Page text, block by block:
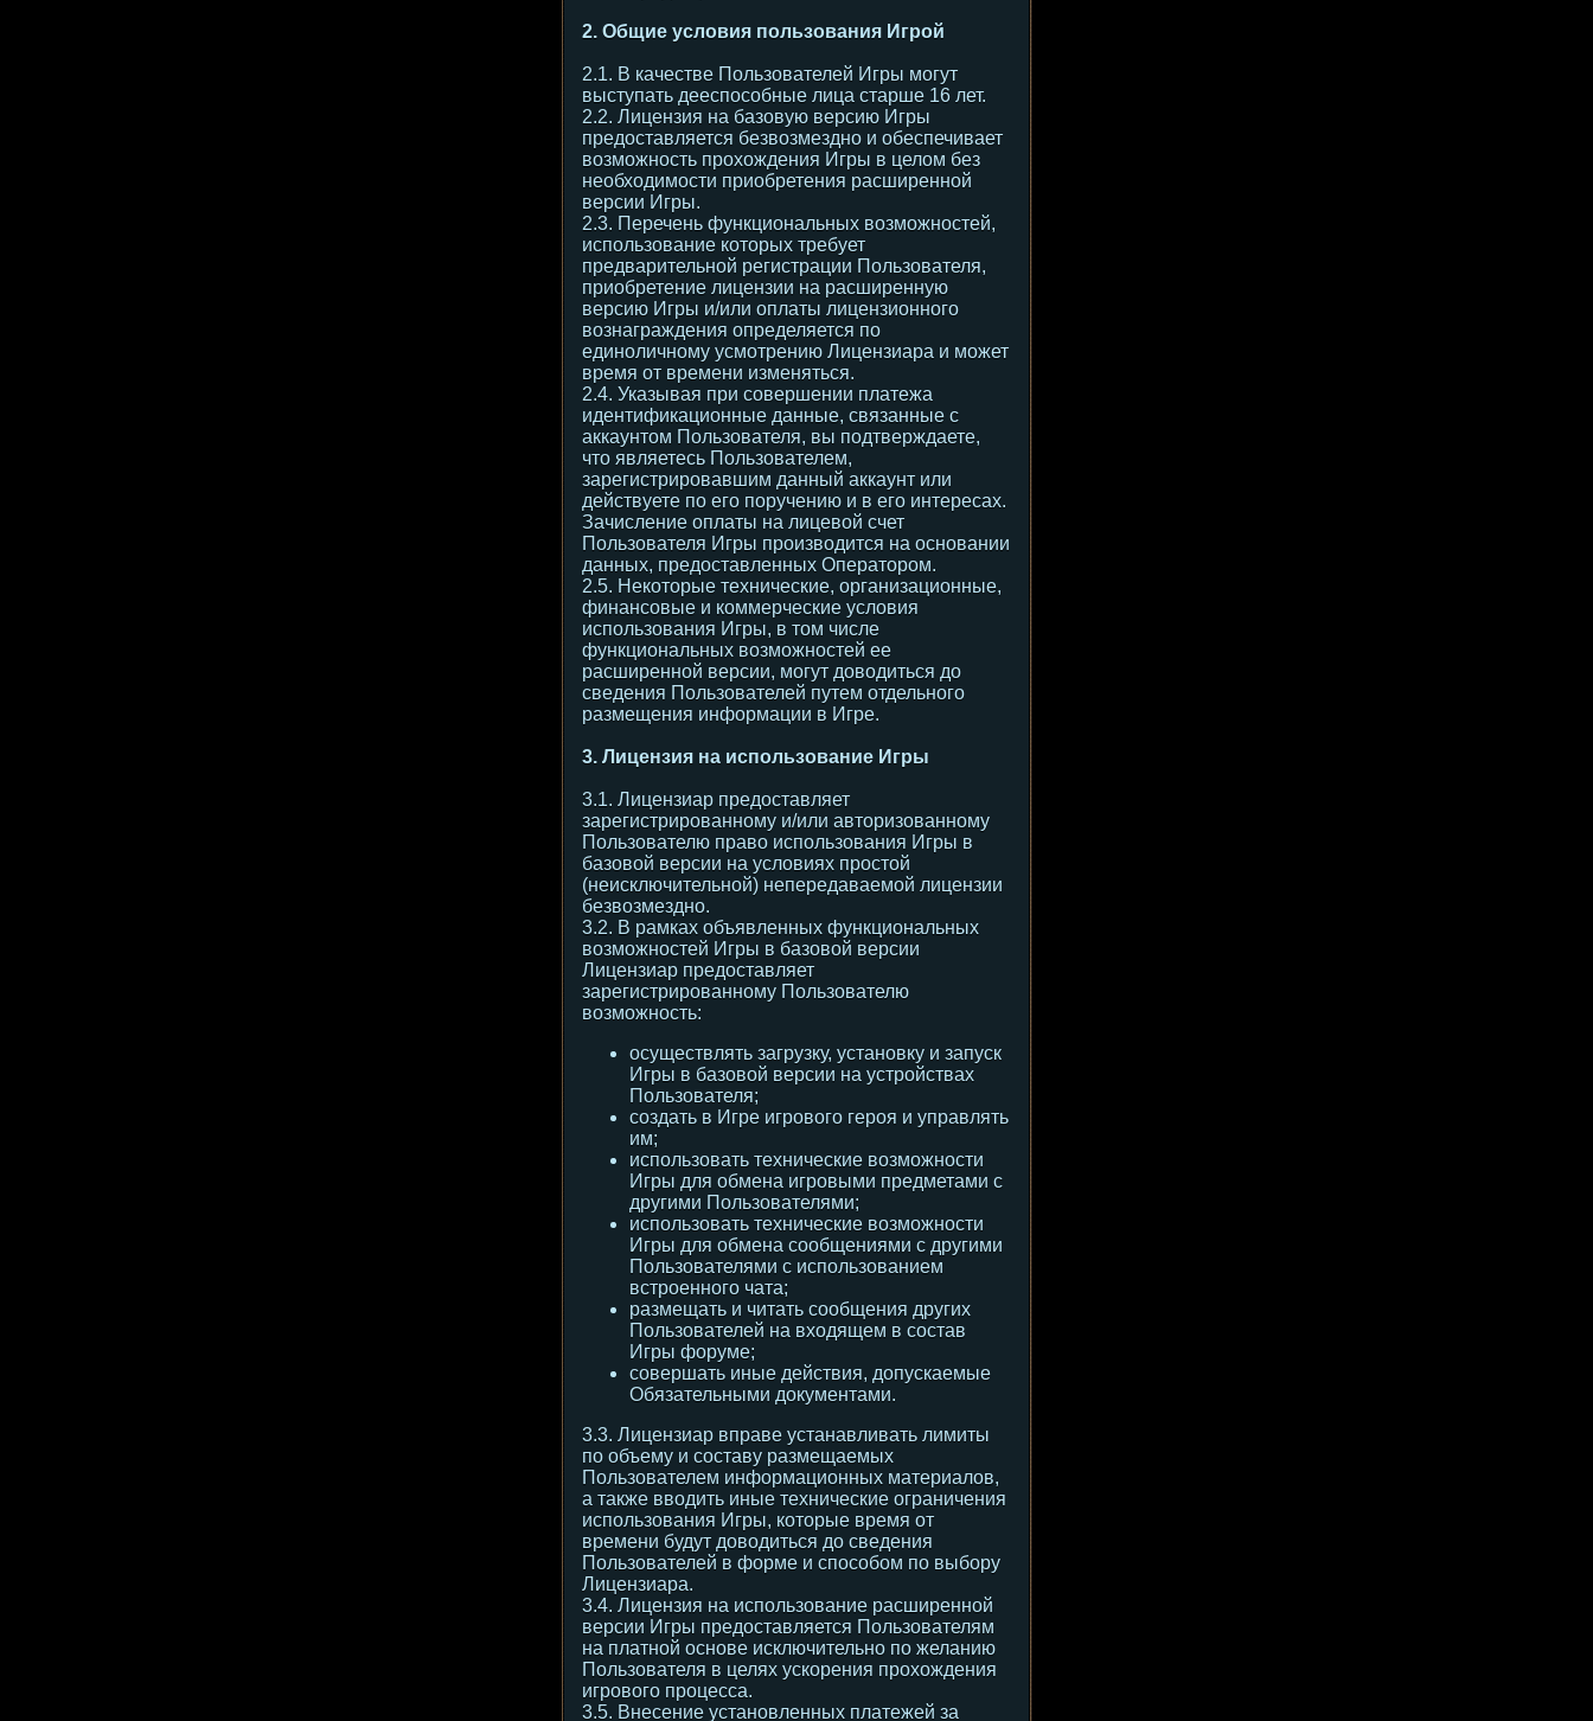
2. Общие условия пользования Игрой
2.1. В качестве Пользователей Игры могут
выступать дееспособные лица старше 16 лет.
2.2. Лицензия на базовую версию Игры
предоставляется безвозмездно и обеспечивает
возможность прохождения Игры в целом без
необходимости приобретения расширенной
версии Игры.
2.3. Перечень функциональных возможностей,
использование которых требует
предварительной регистрации Пользователя,
приобретение лицензии на расширенную
версию Игры и/или оплаты лицензионного
вознаграждения определяется по
единоличному усмотрению Лицензиара и может
время от времени изменяться.
2.4. Указывая при совершении платежа
идентификационные данные, связанные с
аккаунтом Пользователя, вы подтверждаете,
что являетесь Пользователем,
зарегистрировавшим данный аккаунт или
действуете по его поручению и в его интересах.
Зачисление оплаты на лицевой счет
Пользователя Игры производится на основании
данных, предоставленных Оператором.
2.5. Некоторые технические, организационные,
финансовые и коммерческие условия
использования Игры, в том числе
функциональных возможностей ее
расширенной версии, могут доводиться до
сведения Пользователей путем отдельного
размещения информации в Игре.
3. Лицензия на использование Игры
3.1. Лицензиар предоставляет
зарегистрированному и/или авторизованному
Пользователю право использования Игры в
базовой версии на условиях простой
(неисключительной) непередаваемой лицензии
безвозмездно.
3.2. В рамках объявленных функциональных
возможностей Игры в базовой версии
Лицензиар предоставляет
зарегистрированному Пользователю
возможность:
осуществлять загрузку, установку и запуск
Игры в базовой версии на устройствах
Пользователя;
создать в Игре игрового героя и управлять
им;
использовать технические возможности
Игры для обмена игровыми предметами с
другими Пользователями;
использовать технические возможности
Игры для обмена сообщениями с другими
Пользователями с использованием
встроенного чата;
размещать и читать сообщения других
Пользователей на входящем в состав
Игры форуме;
совершать иные действия, допускаемые
Обязательными документами.
3.3. Лицензиар вправе устанавливать лимиты
по объему и составу размещаемых
Пользователем информационных материалов,
а также вводить иные технические ограничения
использования Игры, которые время от
времени будут доводиться до сведения
Пользователей в форме и способом по выбору
Лицензиара.
3.4. Лицензия на использование расширенной
версии Игры предоставляется Пользователям
на платной основе исключительно по желанию
Пользователя в целях ускорения прохождения
игрового процесса.
3.5. Внесение установленных платежей за